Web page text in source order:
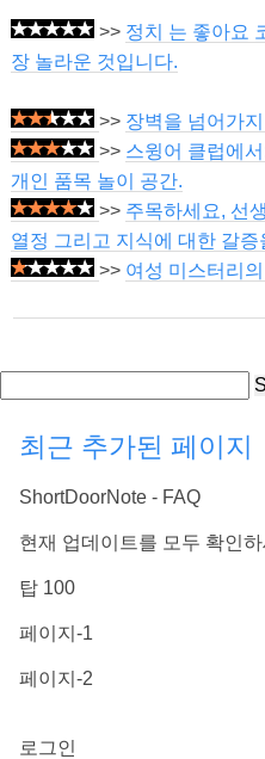
>> 정치 는 좋아요
장 놀라운 것입니다.
>> 장벽을 넘어가
>> 스윙어 클럽에
개인 품목 놀이 공간.
>> 주목하세요, 선
열정 그리고 지식에 대한 갈증
>> 여성 미스터리
최근 추가된 페이지
ShortDoorNote - FAQ
현재 업데이트를 모두 확인
탑 100
페이지-1
페이지-2
로그인